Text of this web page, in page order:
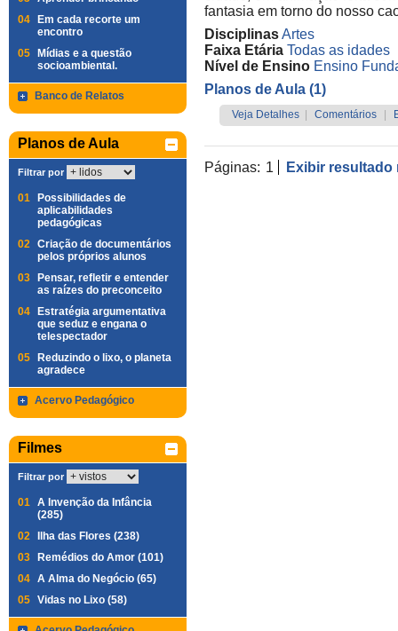
04
Em cada recorte um
encontro
05
Mídias e a questão
socioambiental.
Banco de Relatos
Planos de Aula
Filtrar por
01
Possibilidades de
aplicabilidades
pedagógicas
02 Criação de documentários
pelos próprios alunos
03
Pensar, refletir e entender
as raízes do preconceito
04
Estratégia argumentativa
que seduz e engana o
telespectador
05
Reduzindo o lixo, o planeta
agradece
Acervo Pedagógico
Filmes
Filtrar por
01 A Invenção da Infância
(285)
02
Ilha das Flores (238)
03
Remédios do Amor (101)
04 A Alma do Negócio (65)
05 Vidas no Lixo (58)
fantasia em torno do nosso
DisciplinasArtes
Faixa Etária Todas as idades
Nível de Ensino Ensino
Planos de Aula (1)
Veja Detalhes Comentários
Páginas: 1 Exibir resultado